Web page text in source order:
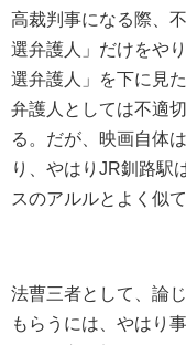
高裁判事になる際、
選弁護人」だけをや
選弁護人」を下に見
弁護人としては不適
る。だが、映画自体
り、やはりJR釧路駅
スのアルルとよく似て
法曹三者として、論
もらうには、やはり